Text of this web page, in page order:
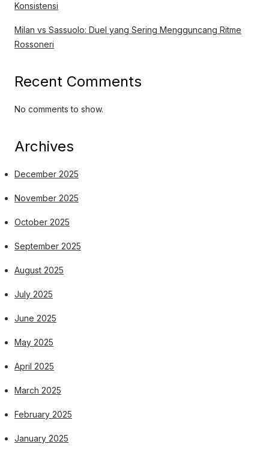
Konsistensi
Milan vs Sassuolo: Duel yang Sering Mengguncang Ritme
Rossoneri
Recent Comments
No comments to show.
Archives
December 2025
November 2025
October 2025
September 2025
August 2025
July 2025
June 2025
May 2025
April 2025
March 2025
February 2025
January 2025